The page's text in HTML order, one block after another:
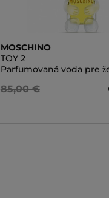
MOSCHINO
TOY 2
Parfumovaná voda pre
85,00 €